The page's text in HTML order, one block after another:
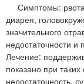
Симптомы:
диарея,
значительного
недостаточности
Лечение:
показано при
недостаточность,